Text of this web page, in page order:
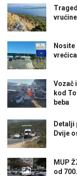
Vozač
kod
beba
Detalji
Dvije
MUP
od